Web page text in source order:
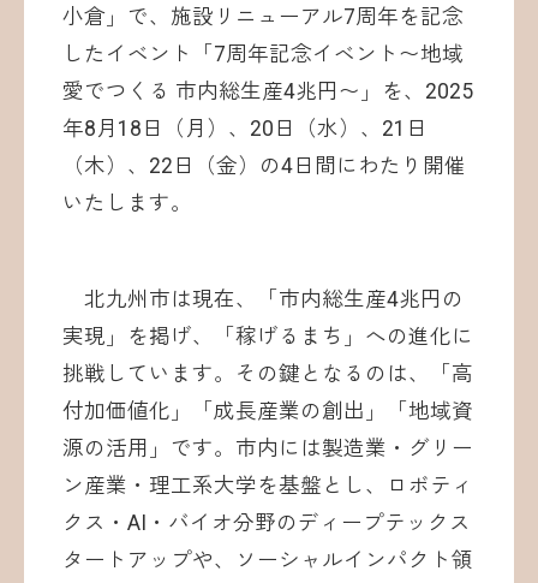
©ATOMica Inc., All Rights Reserved.
小倉」で、施設リニューアル7周年を記念
したイベント「7周年記念イベント〜地域
愛でつくる 市内総生産4兆円〜」を、2025
年8月18日（月）、20日（水）、21日
（木）、22日（金）の4日間にわたり開催
いたします。
北九州市は現在、「市内総生産4兆円の
実現」を掲げ、「稼げるまち」への進化に
挑戦しています。その鍵となるのは、「高
付加価値化」「成長産業の創出」「地域資
源の活用」です。市内には製造業・グリー
ン産業・理工系大学を基盤とし、ロボティ
クス・AI・バイオ分野のディープテックス
タートアップや、ソーシャルインパクト領